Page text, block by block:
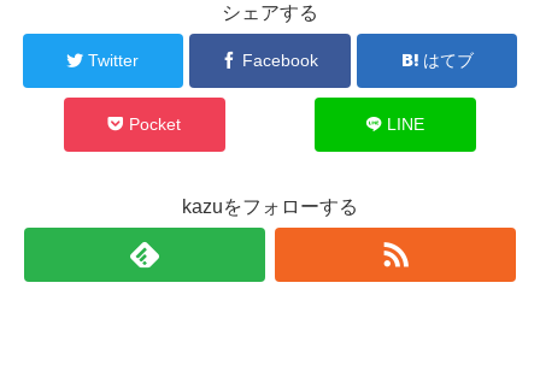
シェアする
Twitter Facebook はてブ
Pocket LINE
kazuをフォローする